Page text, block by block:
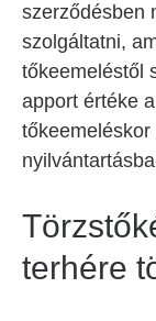
szerződésben
szolgáltatni,
tőkeemeléstől
apport értéke
terhére